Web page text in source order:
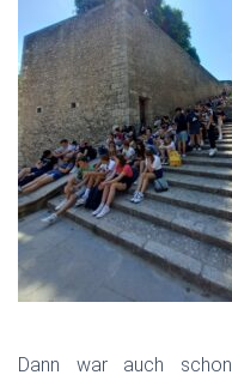
Dann war auch